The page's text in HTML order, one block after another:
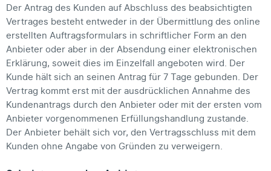
Der Antrag des Kunden auf Abschluss des beabsichtigten
Vertrages besteht entweder in der Übermittlung des online
erstellten Auftragsformulars in schriftlicher Form an den
Anbieter oder aber in der Absendung einer elektronischen
Erklärung, soweit dies im Einzelfall angeboten wird. Der
Kunde hält sich an seinen Antrag für 7 Tage gebunden. Der
Vertrag kommt erst mit der ausdrücklichen Annahme des
Kundenantrags durch den Anbieter oder mit der ersten vom
Anbieter vorgenommenen Erfüllungshandlung zustande.
Der Anbieter behält sich vor, den Vertragsschluss mit dem
Kunden ohne Angabe von Gründen zu verweigern.